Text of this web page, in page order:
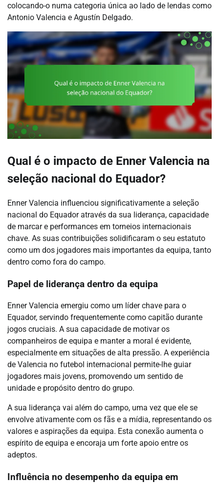
colocando-o numa categoria única ao lado de lendas como
Antonio Valencia e Agustín Delgado.
Qual é o impacto de Enner Valencia na
seleção nacional do Equador?
Enner Valencia influenciou significativamente a seleção
nacional do Equador através da sua liderança, capacidade
de marcar e performances em torneios internacionais
chave. As suas contribuições solidificaram o seu estatuto
como um dos jogadores mais importantes da equipa, tanto
dentro como fora do campo.
Papel de liderança dentro da equipa
Enner Valencia emergiu como um líder chave para o
Equador, servindo frequentemente como capitão durante
jogos cruciais. A sua capacidade de motivar os
companheiros de equipa e manter a moral é evidente,
especialmente em situações de alta pressão. A experiência
de Valencia no futebol internacional permite-lhe guiar
jogadores mais jovens, promovendo um sentido de
unidade e propósito dentro do grupo.
A sua liderança vai além do campo, uma vez que ele se
envolve ativamente com os fãs e a mídia, representando os
valores e aspirações da equipa. Esta conexão aumenta o
espírito de equipa e encoraja um forte apoio entre os
adeptos.
Influência no desempenho da equipa em